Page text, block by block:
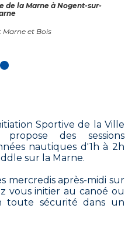
de la Marne à Nogent-sur-
Marne et Bois
Sportive de la Ville
propose des sessions
nautiques d'1h à 2h
sur la Marne.
mercredis après-midi sur
vous initier au canoé ou
toute sécurité dans un